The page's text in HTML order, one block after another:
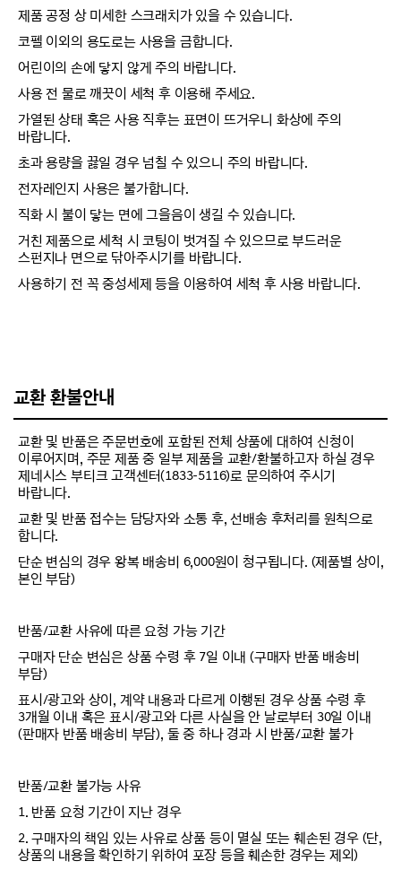
제품 공정 상 미세한 스크래치가 있을 수 있습니다.
코펠 이외의 용도로는 사용을 금합니다.
어린이의 손에 닿지 않게 주의 바랍니다.
사용 전 물로 깨끗이 세척 후 이용해 주세요.
가열된 상태 혹은 사용 직후는 표면이 뜨거우니 화상에 주의
바랍니다.
초과 용량을 끓일 경우 넘칠 수 있으니 주의 바랍니다.
전자레인지 사용은 불가합니다.
직화 시 불이 닿는 면에 그을음이 생길 수 있습니다.
거친 제품으로 세척 시 코팅이 벗겨질 수 있으므로 부드러운
스펀지나 면으로 닦아주시기를 바랍니다.
사용하기 전 꼭 중성세제 등을 이용하여 세척 후 사용 바랍니다.
교환 환불안내
교환 및 반품은 주문번호에 포함된 전체 상품에 대하여 신청이
이루어지며, 주문 제품 중 일부 제품을 교환/환불하고자 하실 경우
제네시스 부티크 고객센터(1833-5116)로 문의하여 주시기
바랍니다.
교환 및 반품 접수는 담당자와 소통 후, 선배송 후처리를 원칙으로
합니다.
단순 변심의 경우 왕복 배송비 6,000원이 청구됩니다. (제품별 상이,
본인 부담)
반품/교환 사유에 따른 요청 가능 기간
구매자 단순 변심은 상품 수령 후 7일 이내 (구매자 반품 배송비
부담)
표시/광고와 상이, 계약 내용과 다르게 이행된 경우 상품 수령 후
3개월 이내 혹은 표시/광고와 다른 사실을 안 날로부터 30일 이내
(판매자 반품 배송비 부담), 둘 중 하나 경과 시 반품/교환 불가
반품/교환 불가능 사유
1. 반품 요청 기간이 지난 경우
2. 구매자의 책임 있는 사유로 상품 등이 멸실 또는 훼손된 경우 (단,
상품의 내용을 확인하기 위하여 포장 등을 훼손한 경우는 제외)